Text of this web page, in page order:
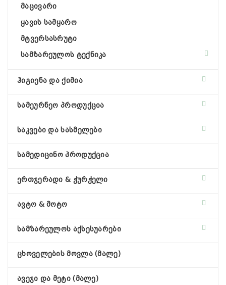
მაცივარი
ყავის სამყარო
მტვერსასრუტი
სამზარეულოს ტექნიკა
ჰიგიენა და ქიმია
სამეურნეო პროდუქცია
საკვები და სასმელები
სამედიცინო პროდუქცია
ერთჯერადი & ჭურჭელი
ავტო & მოტო
სამზარეულოს აქსესუარები
ცხოველების მოვლა (მალე)
ავეჯი და მეტი (მალე)